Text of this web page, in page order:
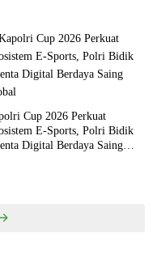
Cup 2026 Perkuat
E-Sports, Polri Bidik
Digital Berdaya Saing